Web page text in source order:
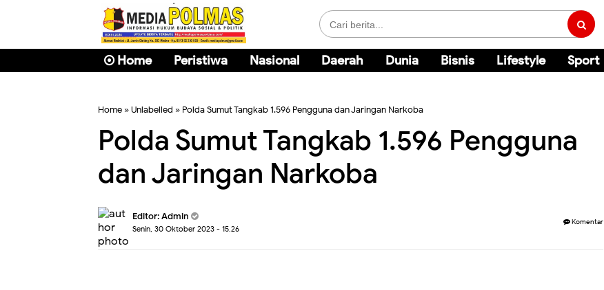
Home Peristiwa Nasional Daerah Dunia Bisnis Lifestyle Sport
Home » Unlabelled » Polda Sumut Tangkab 1.596 Pengguna dan Jaringan Narkoba
Polda Sumut Tangkab 1.596 Pengguna
dan Jaringan Narkoba
Editor: Admin
Senin, 30 Oktober 2023 - 15.26
Komentar